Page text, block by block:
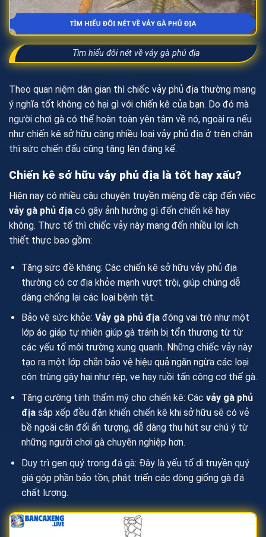
Tìm hiểu đôi nét về vảy gà phủ địa
Theo quan niệm dân gian thì chiếc vảy phủ địa thường mang
ý nghĩa tốt không có hại gì với chiến kê của bạn. Do đó mà
người chơi gà có thể hoàn toàn yên tâm về nó, ngoài ra nếu
như chiến kê sở hữu càng nhiều loại vảy phủ địa ở trên chân
thì sức chiến đấu cũng tăng lên đáng kể.
Chiến kê sở hữu vảy phủ địa là tốt hay xấu?
Hiện nay có nhiều câu chuyện truyền miệng đề cập đến việc
vảy gà phủ địa có gây ảnh hưởng gì đến chiến kê hay
không. Thực tế thì chiếc vảy này mang đến nhiều lợi ích
thiết thực bao gồm:
Tăng sức đề kháng: Các chiến kê sở hữu vảy phủ địa
thường có cơ địa khỏe mạnh vượt trội, giúp chúng dễ
dàng chống lại các loại bệnh tật.
Bảo vệ sức khỏe: Vảy gà phủ địađóng vai trò như một
lớp áo giáp tự nhiên giúp gà tránh bị tổn thương từ từ
các yếu tố môi trường xung quanh. Những chiếc vảy này
tạo ra một lớp chắn bảo vệ hiệu quả ngăn ngừa các loại
côn trùng gây hại như rệp, ve hay ruồi tấn công cơ thể gà.
Tăng cường tính thẩm mỹ cho chiến kê: Các vảy gà phủ
địasắp xếp đều đặn khiến chiến kê khi sở hữu sẽ có vẻ
bề ngoài cân đối ấn tượng, dễ dàng thu hút sự chú ý từ
những người chơi gà chuyên nghiệp hơn.
Duy trì gen quý trong đá gà: Đây là yếu tố di truyền quý
giá góp phần bảo tồn, phát triển các dòng giống gà đá
chất lượng.